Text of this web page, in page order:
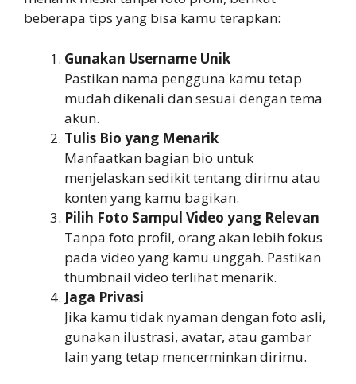
beberapa tips yang bisa kamu terapkan:
Gunakan Username Unik
Pastikan nama pengguna kamu tetap
mudah dikenali dan sesuai dengan tema
akun.
Tulis Bio yang Menarik
Manfaatkan bagian bio untuk
menjelaskan sedikit tentang dirimu atau
konten yang kamu bagikan.
Pilih Foto Sampul Video yang Relevan
Tanpa foto profil, orang akan lebih fokus
pada video yang kamu unggah. Pastikan
thumbnail video terlihat menarik.
Jaga Privasi
Jika kamu tidak nyaman dengan foto asli,
gunakan ilustrasi, avatar, atau gambar
lain yang tetap mencerminkan dirimu.